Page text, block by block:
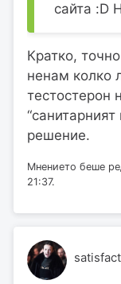
сайта :D
Кратко,
ненам колко
тестостерон
решение.
Мнението беше
21:37.